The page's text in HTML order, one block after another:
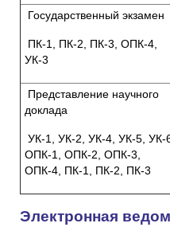
Государственный экзамен
ПК-1, ПК-2, ПК-3, ОПК-4,
УК-3
Представление научного
доклада
УК-1, УК-2, УК-4, УК-5, УК-
ОПК-1, ОПК-2, ОПК-3,
ОПК-4, ПК-1, ПК-2, ПК-3
Электронная